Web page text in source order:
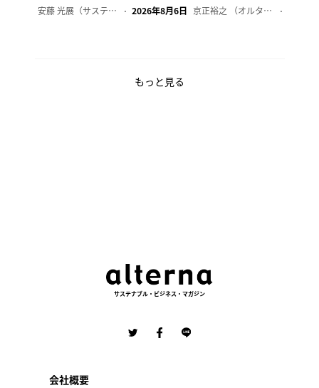
安藤 光展（サステナビリティ・コンサルタント） 2026年8月6日 京正裕之 （オルタナ副編集長）
もっと見る
サステナブル・ビジネス・マガジン
会社概要